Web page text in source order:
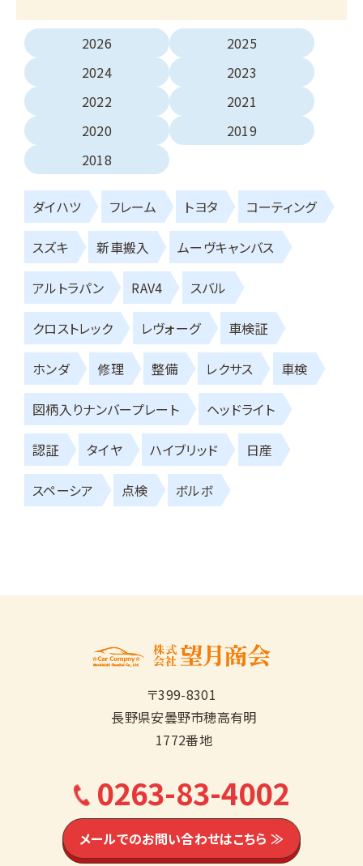
2026
2025
2024
2023
2022
2021
2020
2019
2018
ダイハツ フレーム トヨタ コーティング
スズキ 新車搬入 ムーヴキャンバス
アルトラパン RAV4 スバル
クロストレック レヴォーグ 車検証
ホンダ 修理 整備 レクサス 車検
図柄入りナンバープレート ヘッドライト
認証 タイヤ ハイブリッド 日産
スペーシア 点検 ボルボ
〒399-8301
長野県安曇野市穂高有明
1772番地
0263-83-4002
メールでのお問い合わせはこちら ≫